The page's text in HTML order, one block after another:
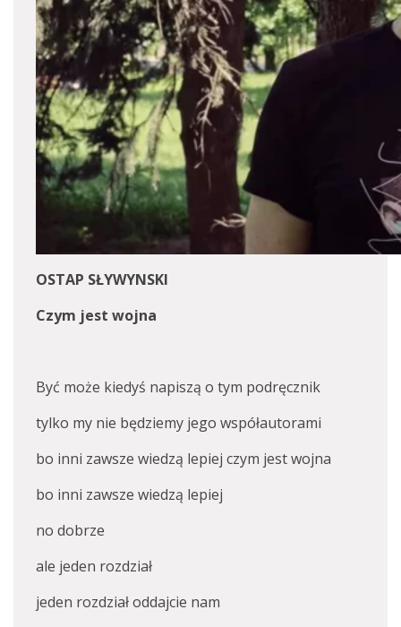
OSTAP SŁYWYNSKI
Czym jest wojna
Być może kiedyś napiszą o tym podręcznik
tylko my nie będziemy jego współautorami
bo inni zawsze wiedzą lepiej czym jest wojna
bo inni zawsze wiedzą lepiej
no dobrze
ale jeden rozdział
jeden rozdział oddajcie nam